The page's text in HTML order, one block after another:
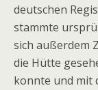
deutschen
stammte
sich außerdem
die Hütte
konnte und mit